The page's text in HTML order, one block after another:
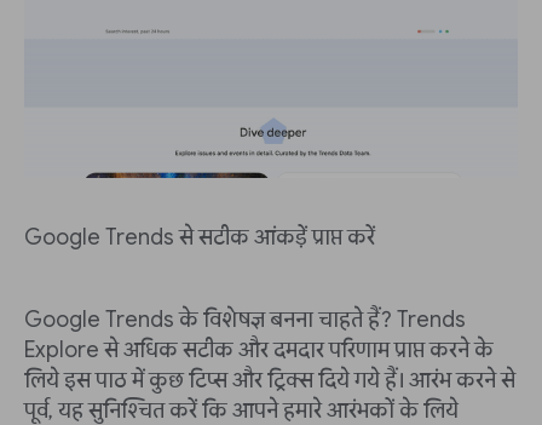
Google Trends से सटीक आंकड़ें प्राप्त करें
Google Trends के विशेषज्ञ बनना चाहते हैं? Trends
Explore से अधिक सटीक और दमदार परिणाम प्राप्त करने के
लिये इस पाठ में कुछ टिप्स और ट्रिक्स दिये गये हैं। आरंभ करने से
पूर्व, यह सुनिश्चित करें कि आपने हमारे आरंभकों के लिये